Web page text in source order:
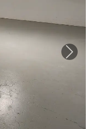
mieten